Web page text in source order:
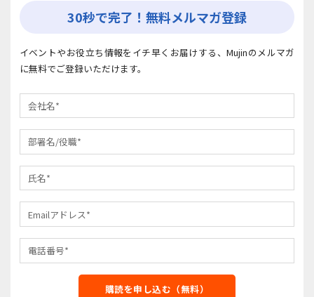
30秒で完了！無料メルマガ登録
イベントやお役立ち情報をイチ早くお届けする、Mujinのメルマガ
に無料でご登録いただけます。
購読を申し込む（無料）